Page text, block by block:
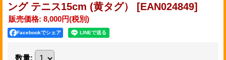
ング テニス15cm (黄タグ） [EAN024849]
販売価格: 8,000円(税別)
Facebookでシェア
数量: